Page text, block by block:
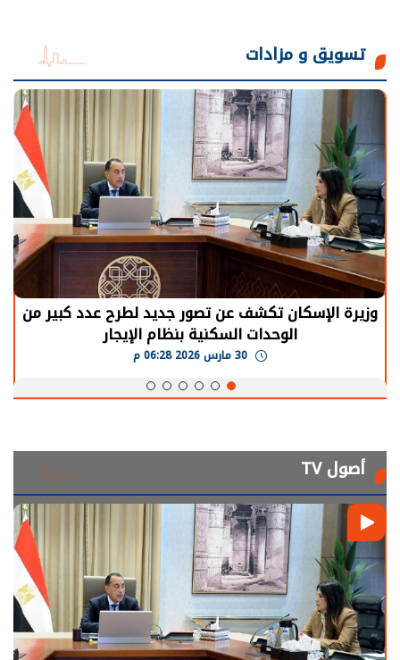
تسويق و مزادات
عن تصور جديد لطرح عدد كبير من
السكنية بنظام الإيجار
الرئيس
أصول TV